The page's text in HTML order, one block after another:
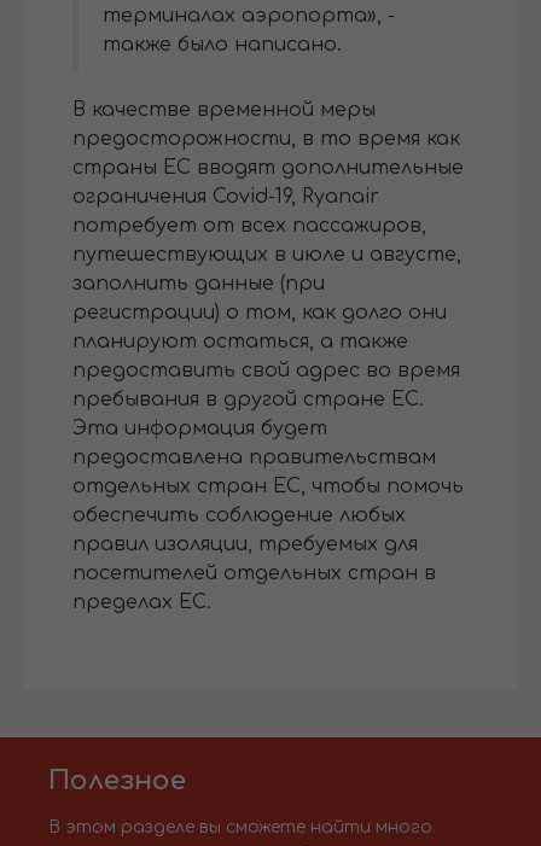
терминалах аэропорта», -
также было написано.
В качестве временной меры
предосторожности, в то время как
страны ЕС вводят дополнительные
ограничения Covid-19, Ryanair
потребует от всех пассажиров,
путешествующих в июле и августе,
заполнить данные (при
регистрации) о том, как долго они
планируют остаться, а также
предоставить свой адрес во время
пребывания в другой стране ЕС.
Эта информация будет
предоставлена ​​правительствам
отдельных стран ЕС, чтобы помочь
обеспечить соблюдение любых
правил изоляции, требуемых для
посетителей отдельных стран в
пределах ЕС.
Полезное
В этом разделе вы сможете найти много